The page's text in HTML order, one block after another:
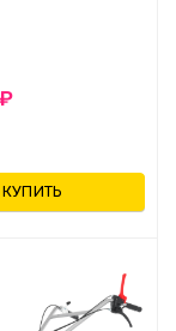
КУПИТЬ